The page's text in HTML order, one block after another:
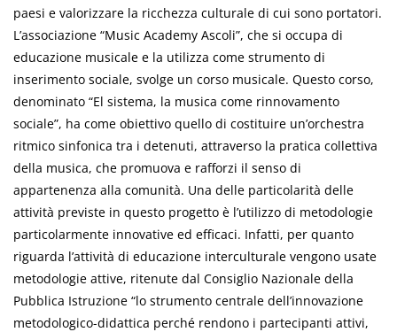
paesi e valorizzare la ricchezza culturale di cui sono portatori.
L’associazione “Music Academy Ascoli”, che si occupa di
educazione musicale e la utilizza come strumento di
inserimento sociale, svolge un corso musicale. Questo corso,
denominato “El sistema, la musica come rinnovamento
sociale”, ha come obiettivo quello di costituire un’orchestra
ritmico sinfonica tra i detenuti, attraverso la pratica collettiva
della musica, che promuova e rafforzi il senso di
appartenenza alla comunità. Una delle particolarità delle
attività previste in questo progetto è l’utilizzo di metodologie
particolarmente innovative ed efficaci. Infatti, per quanto
riguarda l’attività di educazione interculturale vengono usate
metodologie attive, ritenute dal Consiglio Nazionale della
Pubblica Istruzione “lo strumento centrale dell’innovazione
metodologico-didattica perché rendono i partecipanti attivi,